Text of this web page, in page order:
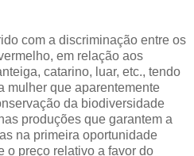
com a discriminação entre os
em relação aos
catarino, luar, etc., tendo
mulher que aparentemente
da biodiversidade
produções que garantem a
na primeira oportunidade
o preço relativo a favor do